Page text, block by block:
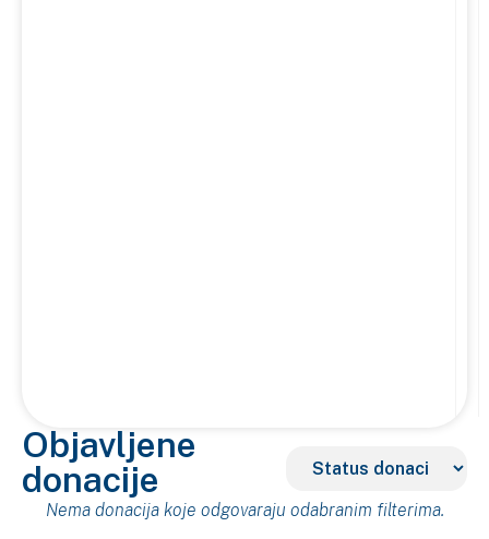
Objavljene
donacije
Nema donacija koje odgovaraju odabranim filterima.